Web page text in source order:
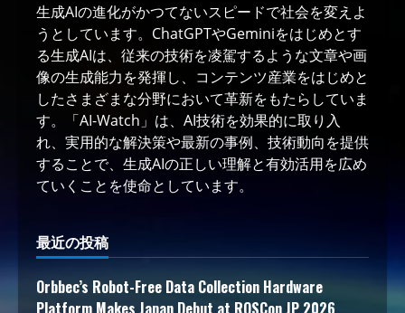
生成AIの進化がかつてないスピードで社会を変えよ
うとしています。ChatGPTやGeminiをはじめとす
る生成AIは、従来の技術を凌駕するような文章や画
像の生成能力を発揮し、コンテンツ産業をはじめと
したさまざまな分野において革新をもたらしていま
す。「AI-Watch」は、AI技術を効果的に取り入
れ、実用的な解決策や最新の事例、技術動向を提供
することで、生成AIの正しい理解と有効活用を広め
ていくことを使命としています。
最近の投稿
Orbbec’s Robot-Free Data Collection Hardware
Platform Makes Japan Debut at ROSCon JP 2026